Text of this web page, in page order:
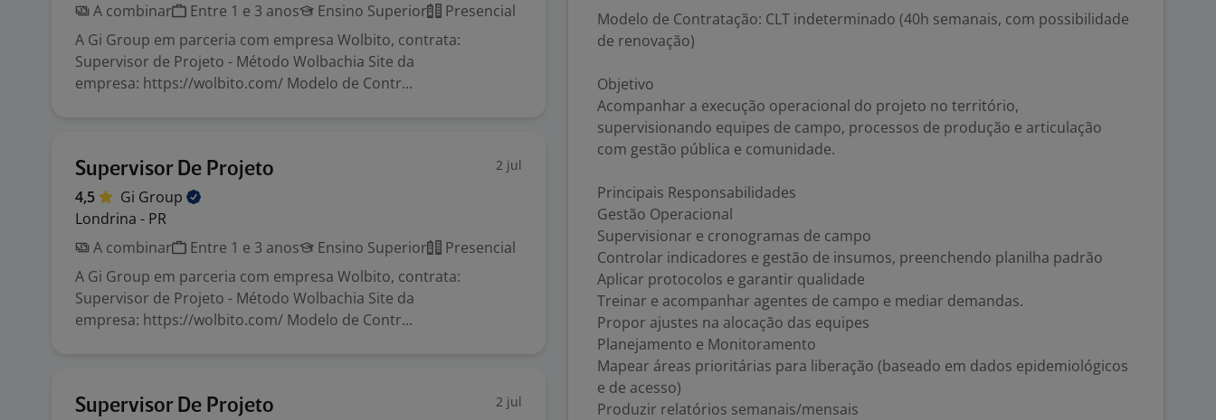
A combinar
Entre 1 e 3 anos Ensino Superior
Presencial
A Gi Group em parceria com empresa Wolbito, contrata:
Supervisor de Projeto - Método Wolbachia Site da
empresa: https://wolbito.com/ Modelo de Contr...
Supervisor De Projeto 2 jul
4,5 Gi Group
Londrina - PR
A combinar
Entre 1 e 3 anos Ensino Superior
Presencial
A Gi Group em parceria com empresa Wolbito, contrata:
Supervisor de Projeto - Método Wolbachia Site da
empresa: https://wolbito.com/ Modelo de Contr...
Supervisor De Projeto 2 jul
Modelo de Contratação: CLT indeterminado (40h semanais, com possibilidade
de renovação)
Objetivo
Acompanhar a execução operacional do projeto no território,
supervisionando equipes de campo, processos de produção e articulação
com gestão pública e comunidade.
Principais Responsabilidades
Gestão Operacional
Supervisionar e cronogramas de campo
Controlar indicadores e gestão de insumos, preenchendo planilha padrão
Aplicar protocolos e garantir qualidade
Treinar e acompanhar agentes de campo e mediar demandas.
Propor ajustes na alocação das equipes
Planejamento e Monitoramento
Mapear áreas prioritárias para liberação (baseado em dados epidemiológicos
e de acesso)
Produzir relatórios semanais/mensais